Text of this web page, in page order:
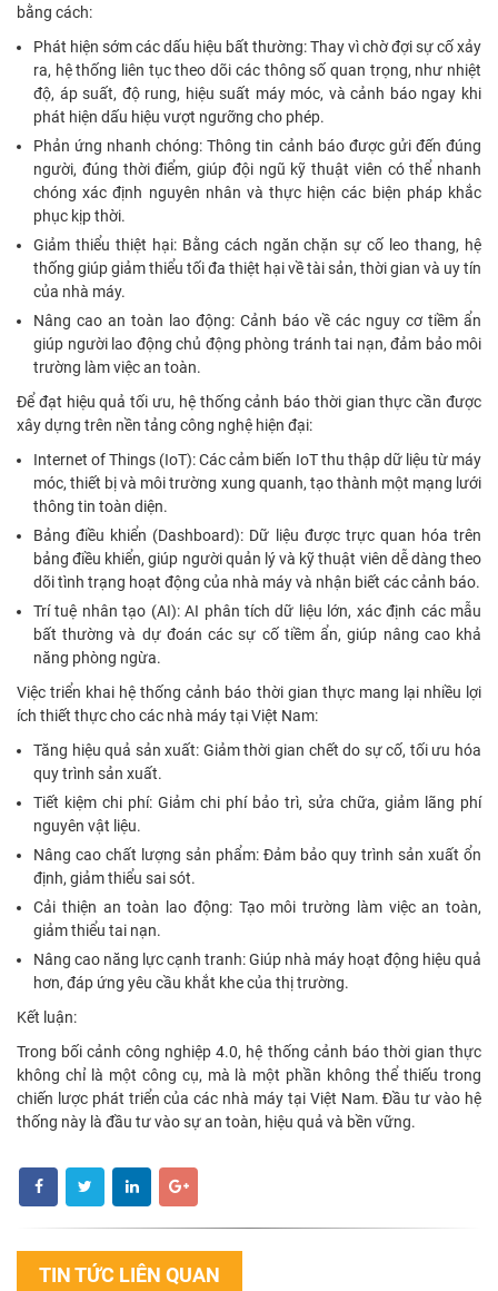
bằng cách:
Phát hiện sớm các dấu hiệu bất thường: Thay vì chờ đợi sự cố xảy
ra, hệ thống liên tục theo dõi các thông số quan trọng, như nhiệt
độ, áp suất, độ rung, hiệu suất máy móc, và cảnh báo ngay khi
phát hiện dấu hiệu vượt ngưỡng cho phép.
Phản ứng nhanh chóng: Thông tin cảnh báo được gửi đến đúng
người, đúng thời điểm, giúp đội ngũ kỹ thuật viên có thể nhanh
chóng xác định nguyên nhân và thực hiện các biện pháp khắc
phục kịp thời.
Giảm thiểu thiệt hại: Bằng cách ngăn chặn sự cố leo thang, hệ
thống giúp giảm thiểu tối đa thiệt hại về tài sản, thời gian và uy tín
của nhà máy.
Nâng cao an toàn lao động: Cảnh báo về các nguy cơ tiềm ẩn
giúp người lao động chủ động phòng tránh tai nạn, đảm bảo môi
trường làm việc an toàn.
Để đạt hiệu quả tối ưu, hệ thống cảnh báo thời gian thực cần được
xây dựng trên nền tảng công nghệ hiện đại:
Internet of Things (IoT): Các cảm biến IoT thu thập dữ liệu từ máy
móc, thiết bị và môi trường xung quanh, tạo thành một mạng lưới
thông tin toàn diện.
Bảng điều khiển (Dashboard): Dữ liệu được trực quan hóa trên
bảng điều khiển, giúp người quản lý và kỹ thuật viên dễ dàng theo
dõi tình trạng hoạt động của nhà máy và nhận biết các cảnh báo.
Trí tuệ nhân tạo (AI): AI phân tích dữ liệu lớn, xác định các mẫu
bất thường và dự đoán các sự cố tiềm ẩn, giúp nâng cao khả
năng phòng ngừa.
Việc triển khai hệ thống cảnh báo thời gian thực mang lại nhiều lợi
ích thiết thực cho các nhà máy tại Việt Nam:
Tăng hiệu quả sản xuất: Giảm thời gian chết do sự cố, tối ưu hóa
quy trình sản xuất.
Tiết kiệm chi phí: Giảm chi phí bảo trì, sửa chữa, giảm lãng phí
nguyên vật liệu.
Nâng cao chất lượng sản phẩm: Đảm bảo quy trình sản xuất ổn
định, giảm thiểu sai sót.
Cải thiện an toàn lao động: Tạo môi trường làm việc an toàn,
giảm thiểu tai nạn.
Nâng cao năng lực cạnh tranh: Giúp nhà máy hoạt động hiệu quả
hơn, đáp ứng yêu cầu khắt khe của thị trường.
Kết luận:
Trong bối cảnh công nghiệp 4.0, hệ thống cảnh báo thời gian thực
không chỉ là một công cụ, mà là một phần không thể thiếu trong
chiến lược phát triển của các nhà máy tại Việt Nam. Đầu tư vào hệ
thống này là đầu tư vào sự an toàn, hiệu quả và bền vững.
TIN TỨC LIÊN QUAN